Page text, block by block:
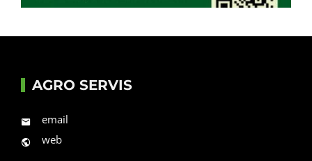
AGRO SERVIS
email
web